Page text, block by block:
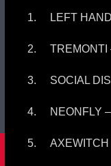
LEFT
TREMONTI
SOCIAL
NEONFLY
AXEWITCH